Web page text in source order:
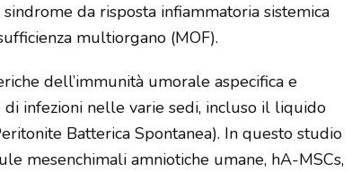
da risposta infiammatoria sistemica
multiorgano (MOF).
dell’immunità umorale aspecifica e
infezioni nelle varie sedi, incluso il liquido
Batterica Spontanea). In questo studio
mesenchimali amniotiche umane, hA-MSCs,